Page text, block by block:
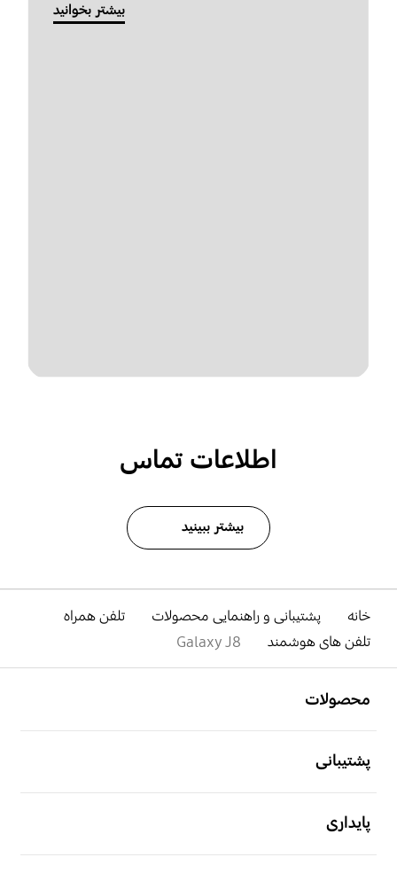
بیشتر بخوانید
اطلاعات تماس
بیشتر ببینید
خانه پشتیبانی و راهنمایی محصولات
تلفن همراه
تلفن های هوشمند
Galaxy J8
محصولات
پشتیبانی
پایداری